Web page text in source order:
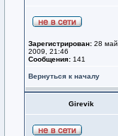
Зарегистрирован: 28 май
2009, 21:46
Сообщения: 141
Вернуться к началу
Girevik